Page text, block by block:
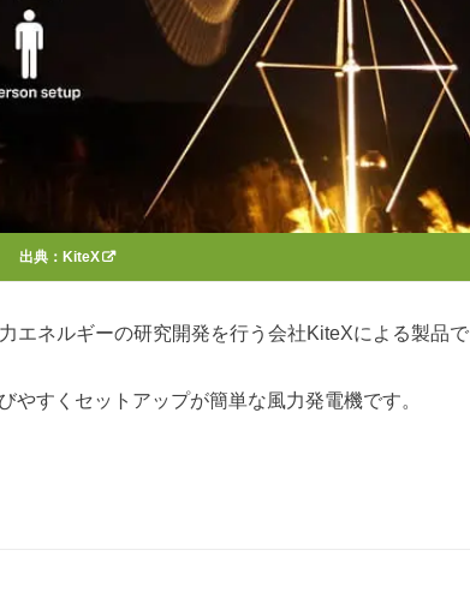
出典： KiteX
エネルギーの研究開発を行う会社KiteXによる製品で
やすくセットアップが簡単な風力発電機です。